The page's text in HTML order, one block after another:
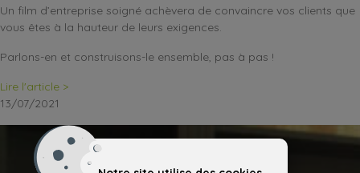
Un film d’entreprise soigné achèvera de convaincre vos clients que
vous êtes à la hauteur de leurs exigences.
Parlons-en et construisons-le ensemble, pas à pas !
Lire l'article >
13/07/2021